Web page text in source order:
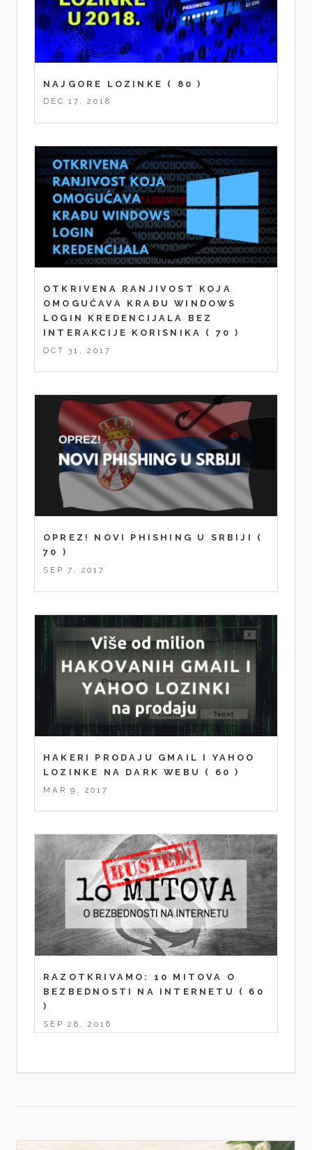
NAJGORE LOZINKE ( 80 )
DEC 17, 2018
OTKRIVENA RANJIVOST KOJA
OMOGUĆAVA KRAĐU WINDOWS
LOGIN KREDENCIJALA BEZ
INTERAKCIJE KORISNIKA
( 70 )
OCT 31, 2017
OPREZ! NOVI PHISHING U SRBIJI
(
70 )
SEP 7, 2017
HAKERI PRODAJU GMAIL I YAHOO
LOZINKE NA DARK WEBU
( 60 )
MAR 9, 2017
RAZOTKRIVAMO: 10 MITOVA O
BEZBEDNOSTI NA INTERNETU
( 60
)
SEP 28, 2016